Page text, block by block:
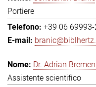
Portiere
+39 06 69993-
Dr. Adrian
Assistente scientifico